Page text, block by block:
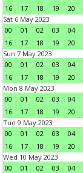
16
17 18 19 20
Sat 6 May 2023
00
01 02 03 04
16
17 18 19 20
Sun 7 May 2023
00
01 02 03 04
16
17 18 19 20
Mon 8 May 2023
00
01 02 03 04
16
17 18 19 20
Tue 9 May 2023
00
01 02 03 04
16
17 18 19 20
Wed 10 May 2023
00
01 02 03 04